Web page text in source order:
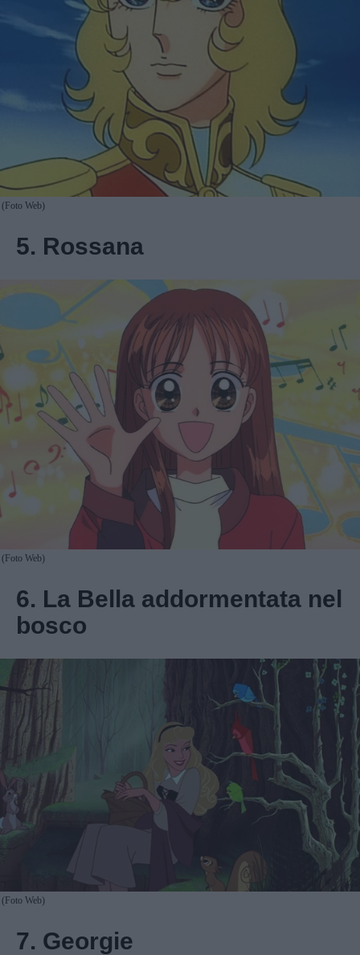
(Foto Web)
5. Rossana
(Foto Web)
6. La Bella addormentata nel
bosco
(Foto Web)
7. Georgie